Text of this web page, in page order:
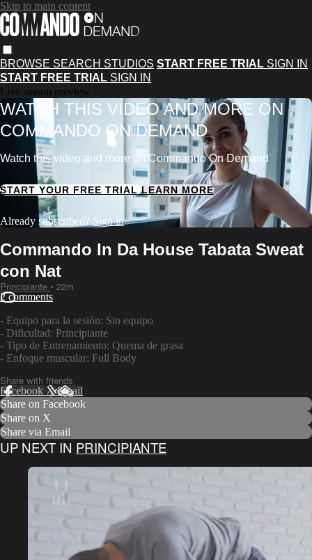
Skip to main content
BROWSE SEARCH STUDIOS START FREE TRIAL SIGN IN
START FREE TRIAL SIGN IN
Live stream preview
WATCH THIS VIDEO AND MORE ON
COMMANDO ON DEMAND
Watch this video and more on Commando On Demand
START YOUR FREE TRIALLEARN MORE
Already subscribed? Sign in
Commando In Da House Tabata Sweat
con Nat
Principiante • 22m
2 comments
- Equipo para la sesión: Sin equipo
- Dificultad: Principiante
- Tipo de Entrenamiento: Quema de grasa
- Enfoque muscular: Full Body
Share with friends
Facebook XEmail
Share on Facebook
Share on X
Share via Email
UP NEXT IN PRINCIPIANTE